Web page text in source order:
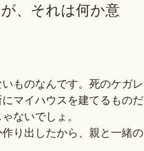
、それは何か意
ものなんです。死のケガレ
マイハウスを建てるものだ
ないでしょ。
り出したから、親と一緒の